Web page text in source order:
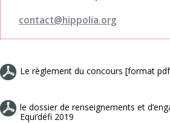
contact@hippolia.org
Le règlement du concours [format
le dossier de renseignements et
Equi’défi 2019